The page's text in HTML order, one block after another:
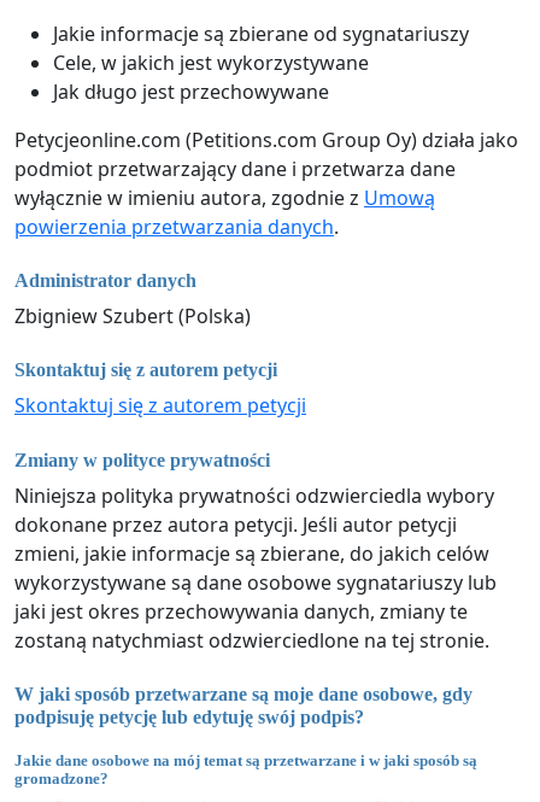
Jakie informacje są zbierane od sygnatariuszy
Cele, w jakich jest wykorzystywane
Jak długo jest przechowywane
Petycjeonline.com (Petitions.com Group Oy) działa jako
podmiot przetwarzający dane i przetwarza dane
wyłącznie w imieniu autora, zgodnie z Umową
powierzenia przetwarzania danych.
Administrator danych
Zbigniew Szubert (Polska)
Skontaktuj się z autorem petycji
Skontaktuj się z autorem petycji
Zmiany w polityce prywatności
Niniejsza polityka prywatności odzwierciedla wybory
dokonane przez autora petycji. Jeśli autor petycji
zmieni, jakie informacje są zbierane, do jakich celów
wykorzystywane są dane osobowe sygnatariuszy lub
jaki jest okres przechowywania danych, zmiany te
zostaną natychmiast odzwierciedlone na tej stronie.
W jaki sposób przetwarzane są moje dane osobowe, gdy
podpisuję petycję lub edytuję swój podpis?
Jakie dane osobowe na mój temat są przetwarzane i w jaki sposób są
gromadzone?